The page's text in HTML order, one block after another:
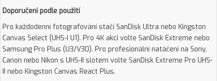
Doporučení podle použití
Pro každodenní fotografování stačí SanDisk Ultra nebo Kingston
Canvas Select (UHS-I U1). Pro 4K akci volte SanDisk Extreme nebo
Samsung Pro Plus (U3/V30). Pro profesionální natáčení na Sony,
Canon nebo Nikon s UHS-II slotem volte SanDisk Extreme Pro UHS-
II nebo Kingston Canvas React Plus.